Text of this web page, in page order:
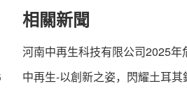
相關新聞
河南中再生科技有限公司2025年
中再生-以創新之姿，閃耀土耳其